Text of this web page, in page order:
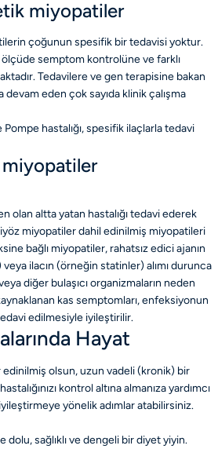
miyopatiler
çoğunun spesifik bir tedavisi yoktur.
semptom kontrolüne ve farklı
Tedavilere ve gen terapisine bakan
devam eden çok sayıda klinik çalışma
hastalığı, spesifik ilaçlarla tedavi
olan altta yatan hastalığı tedavi ederek
miyopatiler dahil edinilmiş miyopatileri
bağlı miyopatiler, rahatsız edici ajanın
ilacın (örneğin statinler) alımı durunca
diğer bulaşıcı organizmaların neden
kas semptomları, enfeksiyonun
edilmesiyle iyileştirilir.
Hayat
edinilmiş olsun, uzun vadeli (kronik) bir
kontrol altına almanıza yardımcı
iyileştirmeye yönelik adımlar atabilirsiniz.
sağlıklı ve dengeli bir diyet yiyin.